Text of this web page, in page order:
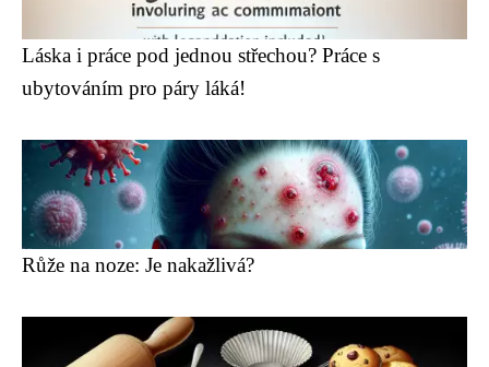
Láska i práce pod jednou střechou? Práce s
ubytováním pro páry láká!
Růže na noze: Je nakažlivá?